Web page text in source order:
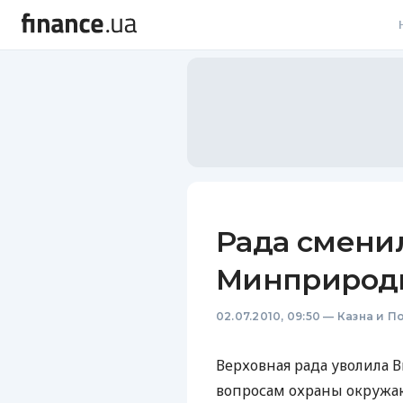
Рада
02.07.2010, 09:50 — Казна и
Верховная рада уволила
вопросам охраны